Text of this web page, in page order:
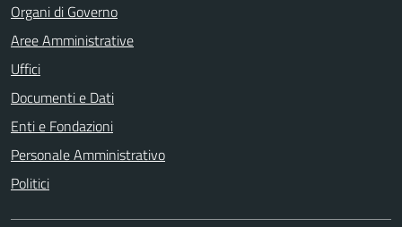
Organi di Governo
Aree Amministrative
Uffici
Documenti e Dati
Enti e Fondazioni
Personale Amministrativo
Politici